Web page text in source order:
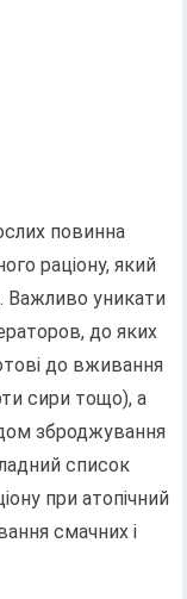
повинна
раціону, який
Важливо уникати
до яких
до вживання
сири тощо), а
зброджування
список
при атопічний
смачних і